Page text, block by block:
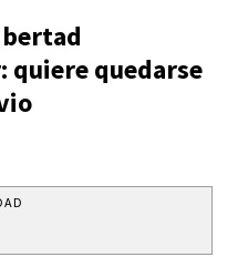
quiere quedarse